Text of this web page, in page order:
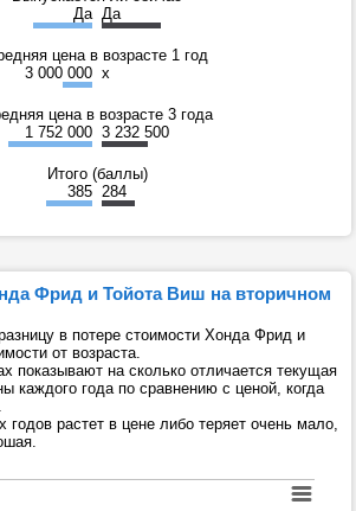
Да Да
цена в возрасте 1 год
3 000 000 x
цена в возрасте 3 года
1 752 000 3 232 500
Итого (баллы)
385 284
Фрид и Тойота Виш на вторичном
в потере стоимости Хонда Фрид и
от возраста.
показывают на сколько отличается текущая
каждого года по сравнению с ценой, когда
растет в цене либо теряет очень мало,